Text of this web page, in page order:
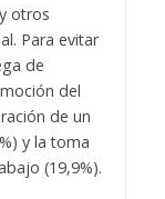
otros
Para evitar
de
del
de un
y la toma
(19,9%).